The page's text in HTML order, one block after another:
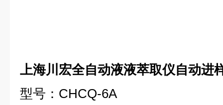
上海川宏全自动液液萃取仪自动进
型号：CHCQ-6A